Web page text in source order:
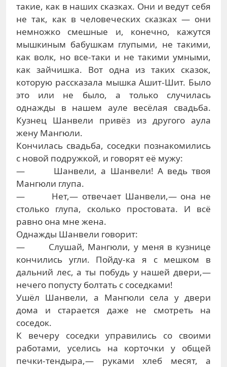
такие, как в наших сказках. Они и ведут себя
не так, как в человеческих сказках — они
немножко смешные и, конечно, кажутся
мышкиным бабушкам глупыми, не такими,
как волк, но все-таки и не такими умными,
как зайчишка. Вот одна из таких сказок,
которую рассказала мышка Ашит-Шит. Было
это или не было, а только случилась
однажды в нашем ауле весёлая свадьба.
Кузнец Шанвели привёз из другого аула
жену Мангюли.
Кончилась свадьба, соседки познакомились
с новой подружкой, и говорят её мужу:
— Шанвели, а Шанвели! А ведь твоя
Мангюли глупа.
— Нет,— отвечает Шанвели,— она не
столько глупа, сколько простовата. И всё
равно она мне жена.
Однажды Шанвели говорит:
— Слушай, Мангюли, у меня в кузнице
кончились угли. Пойду-ка я с мешком в
дальний лес, а ты побудь у нашей двери,—
нечего попусту болтать с соседками!
Ушёл Шанвели, а Мангюли села у двери
дома и старается даже не смотреть на
соседок.
К вечеру соседки управились со своими
работами, уселись на корточки у общей
печки-тендыра,— руками хлеб месят, а